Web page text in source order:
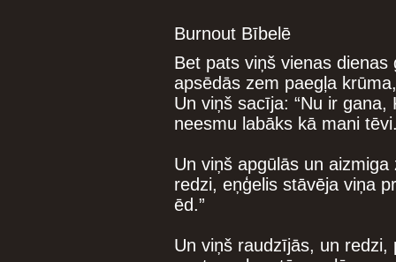
Burnout Bībelē
Bet pats viņš vienas
apsēdās zem paegļa
Un viņš sacīja: “Nu ir
neesmu labāks kā mani
Un viņš apgūlās un
redzi, eņģelis stāvēja viņa
ēd.”
Un viņš raudzījās, un redzi,